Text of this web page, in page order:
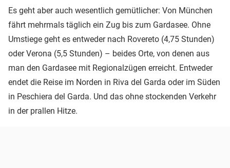
Es geht aber auch wesentlich gemütlicher: Von München
fährt mehrmals täglich ein Zug bis zum Gardasee. Ohne
Umstiege geht es entweder nach Rovereto (4,75 Stunden)
oder Verona (5,5 Stunden) – beides Orte, von denen aus
man den Gardasee mit Regionalzügen erreicht. Entweder
endet die Reise im Norden in Riva del Garda oder im Süden
in Peschiera del Garda. Und das ohne stockenden Verkehr
in der prallen Hitze.